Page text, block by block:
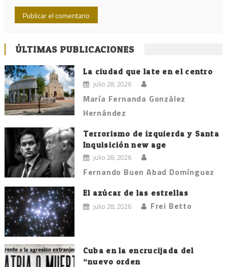
ÚLTIMAS PUBLICACIONES
La ciudad que late en el centro
julio 28, 2026
María Fernanda González
Hernández
Terrorismo de izquierda y Santa
Inquisición new age
julio 28, 2026
Fernando Buen Abad Domínguez
El azúcar de las estrellas
julio 28, 2026 Frei Betto
Cuba en la encrucijada del
“nuevo orden